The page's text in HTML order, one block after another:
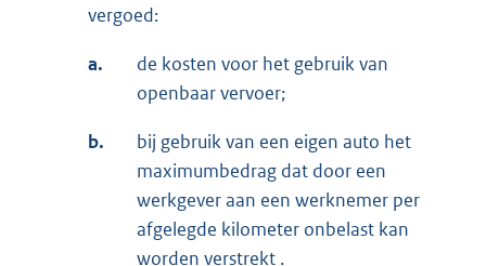
vergoed:
a.
de kosten voor het gebruik van
openbaar vervoer;
b.
bij gebruik van een eigen auto het
maximumbedrag dat door een
werkgever aan een werknemer per
afgelegde kilometer onbelast kan
worden verstrekt .